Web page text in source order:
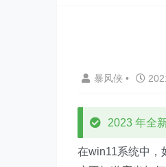
暴风侠 •
2023 年全
在win11系统中，